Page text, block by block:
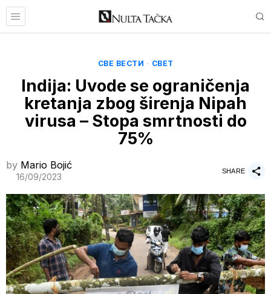
СВЕ ВЕСТИ · СВЕТ
Indija: Uvode se ograničenja
kretanja zbog širenja Nipah
virusa – Stopa smrtnosti do
75%
by Mario Bojić
16/09/2023
SHARE